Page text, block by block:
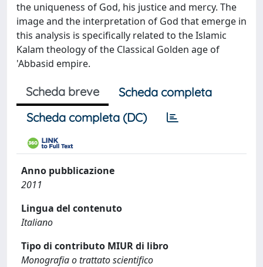
the uniqueness of God, his justice and mercy. The
image and the interpretation of God that emerge in
this analysis is specifically related to the Islamic
Kalam theology of the Classical Golden age of
'Abbasid empire.
Scheda breve
Scheda completa
Scheda completa (DC)
Anno pubblicazione
2011
Lingua del contenuto
Italiano
Tipo di contributo MIUR di libro
Monografia o trattato scientifico